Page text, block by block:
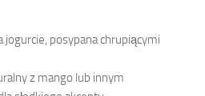
jogurcie, posypana chrupiącymi
z mango lub innym